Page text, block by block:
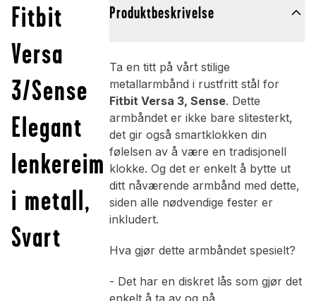
Fitbit
Versa
3/Sense
Elegant
lenkereim
i metall,
Svart
Produktbeskrivelse
Ta en titt på vårt stilige
metallarmbånd i rustfritt stål for
Fitbit Versa 3, Sense. Dette
armbåndet er ikke bare slitesterkt,
det gir også smartklokken din
følelsen av å være en tradisjonell
klokke. Og det er enkelt å bytte ut
ditt nåværende armbånd med dette,
siden alle nødvendige fester er
inkludert.
Hva gjør dette armbåndet spesielt?
- Det har en diskret lås som gjør det